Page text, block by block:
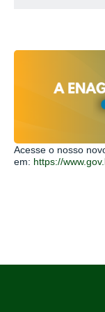
Acesse o nosso
em: https://